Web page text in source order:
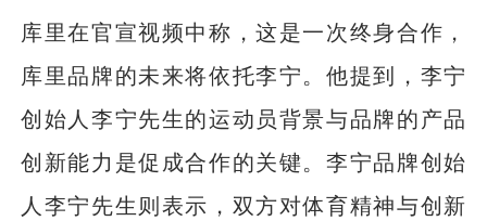
库里在官宣视频中称，这是一次终身合作，
库里品牌的未来将依托李宁。他提到，李宁
创始人李宁先生的运动员背景与品牌的产品
创新能力是促成合作的关键。李宁品牌创始
人李宁先生则表示，双方对体育精神与创新